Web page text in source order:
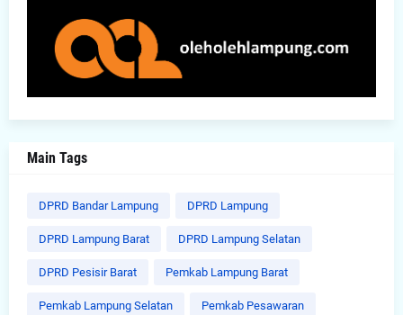
Main Tags
DPRD Bandar Lampung DPRD Lampung
DPRD Lampung Barat DPRD Lampung Selatan
DPRD Pesisir Barat Pemkab Lampung Barat
Pemkab Lampung Selatan Pemkab Pesawaran